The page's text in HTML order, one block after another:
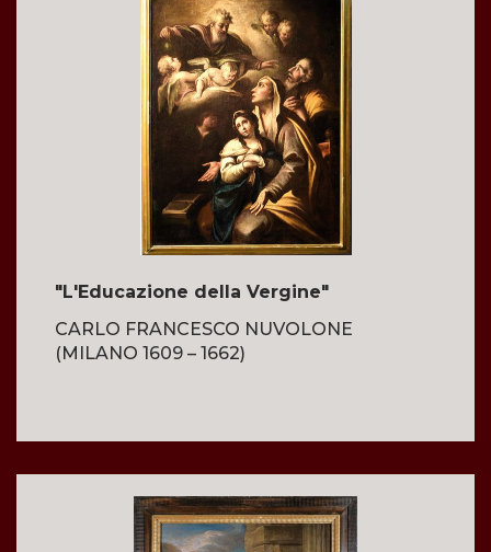
"L'Educazione della Vergine"
CARLO FRANCESCO NUVOLONE
(MILANO 1609 – 1662)